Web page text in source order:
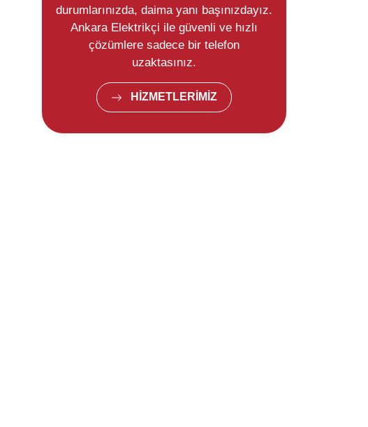
durumlarınızda, daima yanı başınızdayız.
Ankara Elektrikçi ile güvenli ve hızlı
çözümlere sadece bir telefon
uzaktasınız.
HİZMETLERİMİZ